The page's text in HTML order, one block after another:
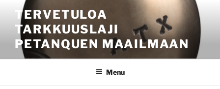
content
TERVETULOA
TARKKUUSLAJI
PETANQUEN MAAILMAAN
Menu